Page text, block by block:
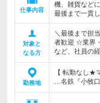
仕事内容
機、雑貨など
最後まで一貫
対象と
なる方
＼最後まで担
者歓迎 ☆業界
など、社員の
勤務地
【 転勤なし★
…名鉄『小牧